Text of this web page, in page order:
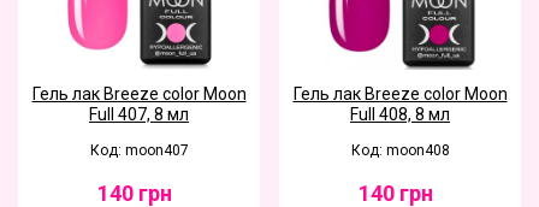
Гель лак Breeze color Moon
Full 407, 8 мл
Код: moon407
140 грн
Гель лак Breeze color Moon
Full 408, 8 мл
Код: moon408
140 грн